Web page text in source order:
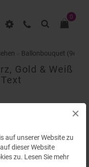
×
auf unserer Website zu
dieser Website
zu. Lesen Sie mehr
0
Ballonbouquet (9er-
Gold & Weiß